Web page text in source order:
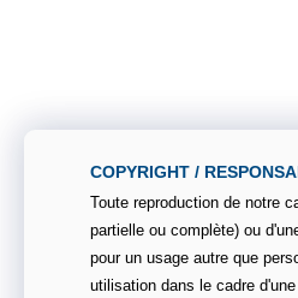
COPYRIGHT /
Toute reproduction de notre
partielle ou complète) ou
pour un usage autre que
utilisation dans le cadre